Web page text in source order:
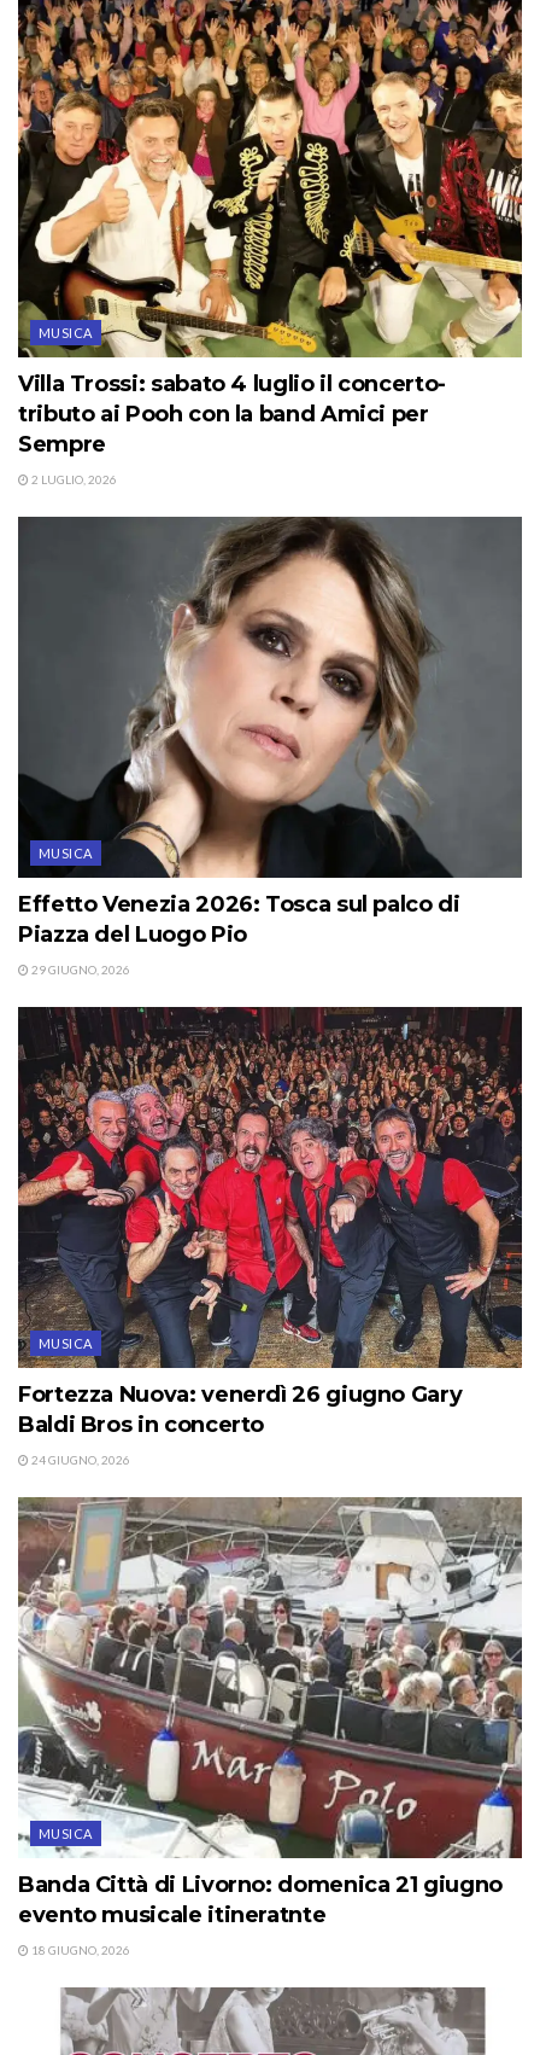
MUSICA
Villa Trossi: sabato 4 luglio il concerto-
tributo ai Pooh con la band Amici per
Sempre
2 LUGLIO, 2026
MUSICA
Effetto Venezia 2026: Tosca sul palco di
Piazza del Luogo Pio
29 GIUGNO, 2026
MUSICA
Fortezza Nuova: venerdì 26 giugno Gary
Baldi Bros in concerto
24 GIUGNO, 2026
MUSICA
Banda Città di Livorno: domenica 21 giugno
evento musicale itineratnte
18 GIUGNO, 2026